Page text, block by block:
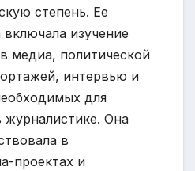
степень. Ее
изучение
медиа, политической
интервью и
для
Она
в
проектах и